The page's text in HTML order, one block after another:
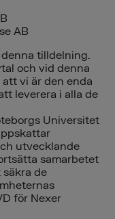
AB
tilldelning.
och vid denna
vi är den enda
leverera i alla de
Universitet
utvecklande
samarbetet
de
för Nexer